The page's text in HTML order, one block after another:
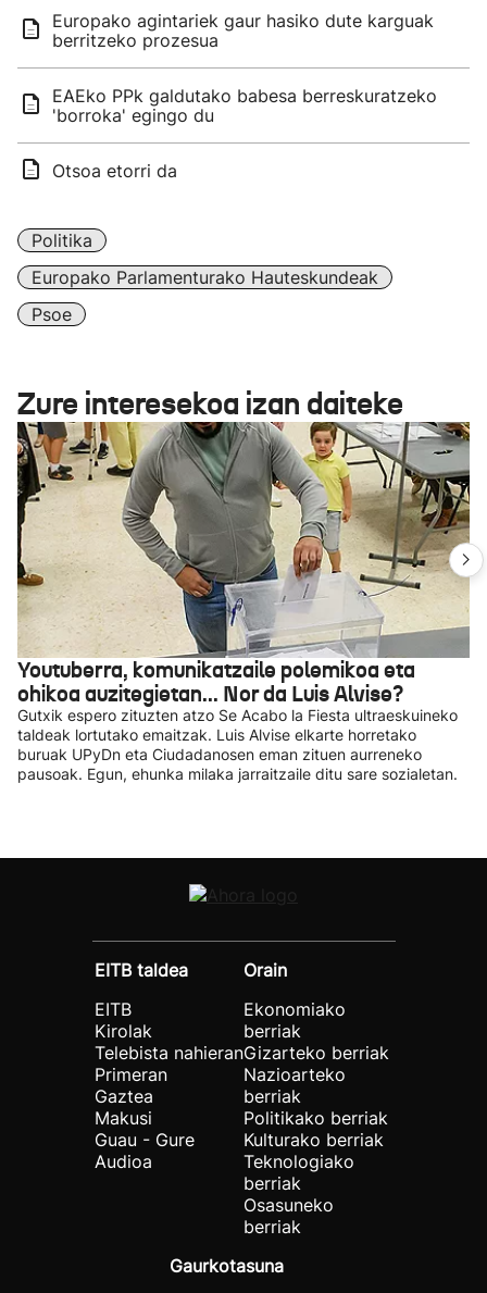
Europako agintariek gaur hasiko dute karguak
berritzeko prozesua
EAEko PPk galdutako babesa berreskuratzeko
'borroka' egingo du
Otsoa etorri da
Politika
Europako Parlamenturako Hauteskundeak
Psoe
Zure interesekoa izan daiteke
Youtuberra, komunikatzaile polemikoa eta
ohikoa auzitegietan... Nor da Luis Alvise?
Gutxik espero zituzten atzo Se Acabo la Fiesta ultraeskuineko
taldeak lortutako emaitzak. Luis Alvise elkarte horretako
buruak UPyDn eta Ciudadanosen eman zituen aurreneko
pausoak. Egun, ehunka milaka jarraitzaile ditu sare sozialetan.
EITB taldea
EITB
Kirolak
Telebista nahieran
Primeran
Gaztea
Makusi
Guau - Gure
Audioa
Orain
Ekonomiako
berriak
Gizarteko berriak
Nazioarteko
berriak
Politikako berriak
Kulturako berriak
Teknologiako
berriak
Osasuneko
berriak
Gaurkotasuna